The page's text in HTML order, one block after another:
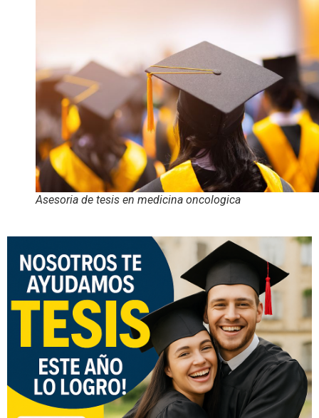
Asesoria de tesis en medicina oncologica